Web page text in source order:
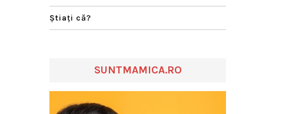
Ştiaţi că?
SUNTMAMICA.RO